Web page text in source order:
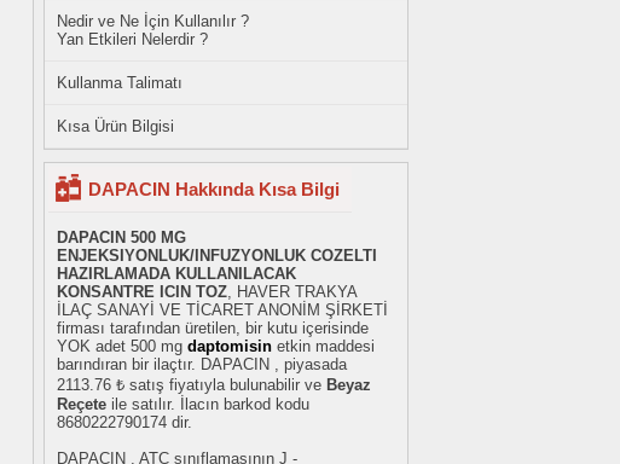
Nedir ve Ne İçin Kullanılır ?
Yan Etkileri Nelerdir ?
Kullanma Talimatı
Kısa Ürün Bilgisi
DAPACIN Hakkında Kısa Bilgi
DAPACIN 500 MG
ENJEKSIYONLUK/INFUZYONLUK COZELTI
HAZIRLAMADA KULLANILACAK
KONSANTRE ICIN TOZ, HAVER TRAKYA
İLAÇ SANAYİ VE TİCARET ANONİM ŞİRKETİ
firması tarafından üretilen, bir kutu içerisinde
YOK adet 500 mg daptomisin etkin maddesi
barındıran bir ilaçtır. DAPACIN , piyasada
2113.76 ₺ satış fiyatıyla bulunabilir ve Beyaz
Reçete ile satılır. İlacın barkod kodu
8680222790174 dir.
DAPACIN , ATC sınıflamasının J -